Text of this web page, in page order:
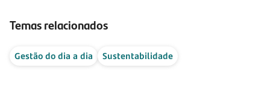
Temas relacionados
Gestão do dia a dia Sustentabilidade